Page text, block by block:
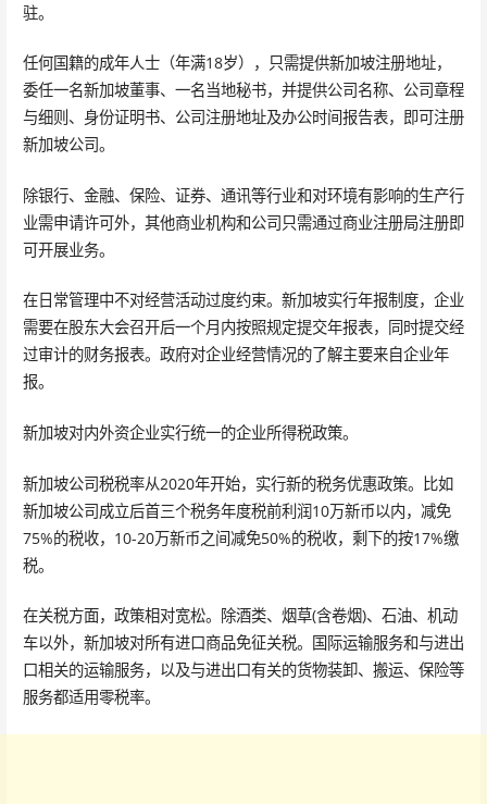
驻。
任何国籍的成年人士（年满18岁），只需提供新加坡注册地址，
委任一名新加坡董事、一名当地秘书，并提供公司名称、公司章程
与细则、身份证明书、公司注册地址及办公时间报告表，即可注册
新加坡公司。
除银行、金融、保险、证券、通讯等行业和对环境有影响的生产行
业需申请许可外，其他商业机构和公司只需通过商业注册局注册即
可开展业务。
在日常管理中不对经营活动过度约束。新加坡实行年报制度，企业
需要在股东大会召开后一个月内按照规定提交年报表，同时提交经
过审计的财务报表。政府对企业经营情况的了解主要来自企业年
报。
新加坡对内外资企业实行统一的企业所得税政策。
新加坡公司税税率从2020年开始，实行新的税务优惠政策。比如
新加坡公司成立后首三个税务年度税前利润10万新币以内，减免
75%的税收，10-20万新币之间减免50%的税收，剩下的按17%缴
税。
在关税方面，政策相对宽松。除酒类、烟草(含卷烟)、石油、机动
车以外，新加坡对所有进口商品免征关税。国际运输服务和与进出
口相关的运输服务，以及与进出口有关的货物装卸、搬运、保险等
服务都适用零税率。